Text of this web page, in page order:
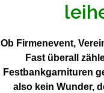
Ob Firmenevent,
Fast überall
Festbankgarnituren
also kein Wunder,